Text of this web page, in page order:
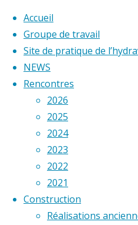
Skip
to
content
Accueil
Groupe de travail
Site de pratique de
NEWS
Rencontres
2026
2025
2024
2023
2022
2021
Construction
Réalisations
HomePosts tagged
Étiquette :